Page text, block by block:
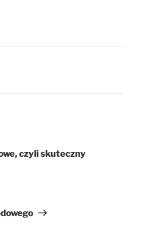
czyli skuteczny